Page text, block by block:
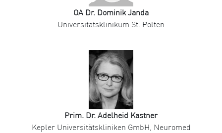
OA Dr. Dominik Janda
Universitätsklinikum St. Pölten
Prim. Dr. Adelheid Kastner
Kepler Universitätskliniken GmbH, Neuromed